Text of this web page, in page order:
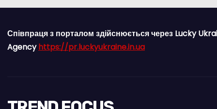
Співпраця з порталом здійснюється через Lucky
Agencyhttps://pr.luckyukraine.in.ua